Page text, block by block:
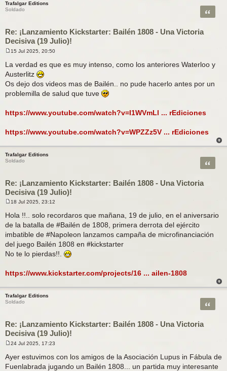
Trafalgar Editions
Soldado
Re: ¡Lanzamiento Kickstarter: Bailén 1808 - Una Victoria
Decisiva (19 Julio)!
Citar
n
s
j
e
15 Jul 2025, 20:50
La verdad es que es muy intenso, como los anteriores Waterloo y
Austerlitz
Os dejo dos videos mas de Bailén.. no pude hacerlo antes por un
problemilla de salud que tuve
https://www.youtube.com/watch?v=I1WVmLl ... rEdiciones
https://www.youtube.com/watch?v=WPZZz5V ... rEdiciones
Trafalgar Editions
Soldado
Re: ¡Lanzamiento Kickstarter: Bailén 1808 - Una Victoria
Decisiva (19 Julio)!
Citar
n
s
a
j
e
18 Jul 2025, 23:12
Hola !!.. solo recordaros que mañana, 19 de julio, en el aniversario
de la batalla de #Bailén de 1808, primera derrota del ejército
imbatible de #Napoleon lanzamos campaña de microfinanciación
del juego Bailén 1808 en #kickstarter
No te lo pierdas!!.
https://www.kickstarter.com/projects/16 ... ailen-1808
Trafalgar Editions
Soldado
Re: ¡Lanzamiento Kickstarter: Bailén 1808 - Una Victoria
Decisiva (19 Julio)!
Citar
n
s
24 Jul 2025, 17:23
Ayer estuvimos con los amigos de la Asociación Lupus in Fábula de
Fuenlabrada jugando un Bailén 1808... un partida muy interesante